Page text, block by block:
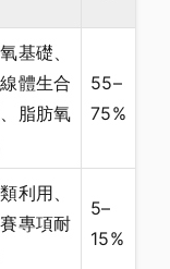
基礎、
體生合
脂肪氧
55–
75%
利用、
專項耐
5–
15%